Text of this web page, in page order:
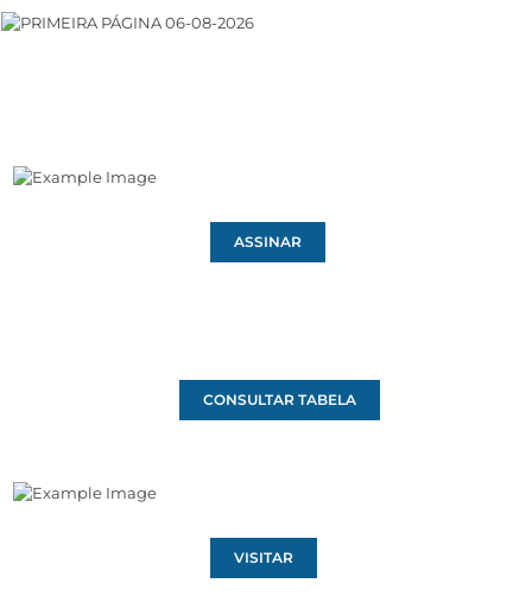
ASSINAR
CONSULTAR TABELA
VISITAR